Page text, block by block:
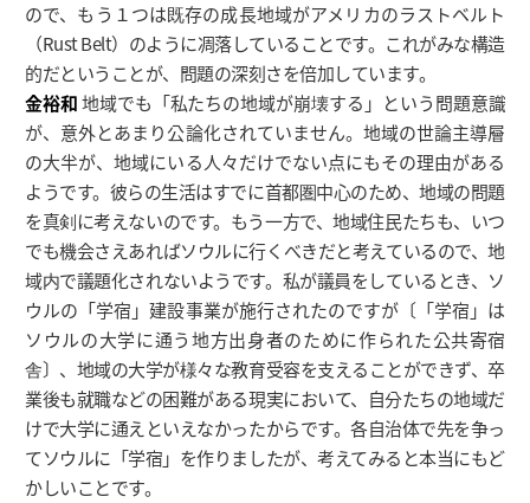
ので、もう１つは既存の成長地域がアメリカのラストベルト
（Rust Belt）のように凋落していることです。これがみな構造
的だということが、問題の深刻さを倍加しています。
金裕和地域でも「私たちの地域が崩壊する」という問題意識
が、意外とあまり公論化されていません。地域の世論主導層
の大半が、地域にいる人々だけでない点にもその理由がある
ようです。彼らの生活はすでに首都圏中心のため、地域の問題
を真剣に考えないのです。もう一方で、地域住民たちも、いつ
でも機会さえあればソウルに行くべきだと考えているので、地
域内で議題化されないようです。私が議員をしているとき、ソ
ウルの「学宿」建設事業が施行されたのですが〔「学宿」は
ソウルの大学に通う地方出身者のために作られた公共寄宿
舎〕、地域の大学が様々な教育受容を支えることができず、卒
業後も就職などの困難がある現実において、自分たちの地域だ
けで大学に通えといえなかったからです。各自治体で先を争っ
てソウルに「学宿」を作りましたが、考えてみると本当にもど
かしいことです。